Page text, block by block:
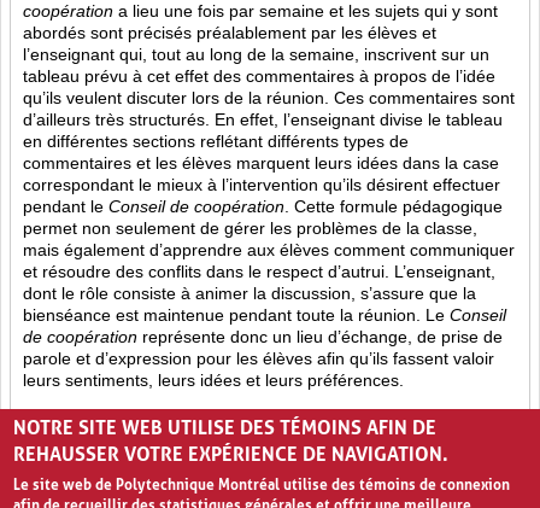
coopération a lieu une fois par semaine et les sujets qui y sont
abordés sont précisés préalablement par les élèves et
l’enseignant qui, tout au long de la semaine, inscrivent sur un
tableau prévu à cet effet des commentaires à propos de l’idée
qu’ils veulent discuter lors de la réunion. Ces commentaires sont
d’ailleurs très structurés. En effet, l’enseignant divise le tableau
en différentes sections reflétant différents types de
commentaires et les élèves marquent leurs idées dans la case
correspondant le mieux à l’intervention qu’ils désirent effectuer
pendant le Conseil de coopération . Cette formule pédagogique
permet non seulement de gérer les problèmes de la classe,
mais également d’apprendre aux élèves comment communiquer
et résoudre des conflits dans le respect d’autrui. L’enseignant,
dont le rôle consiste à animer la discussion, s’assure que la
bienséance est maintenue pendant toute la réunion. Le Conseil
de coopération représente donc un lieu d’échange, de prise de
parole et d’expression pour les élèves afin qu’ils fassent valoir
leurs sentiments, leurs idées et leurs préférences.
Opinion (8) Partage (13) Rétroaction (4)
NOTRE SITE WEB UTILISE DES TÉMOINS AFIN DE
REHAUSSER VOTRE EXPÉRIENCE DE NAVIGATION.
Le site web de Polytechnique Montréal utilise des témoins de connexion